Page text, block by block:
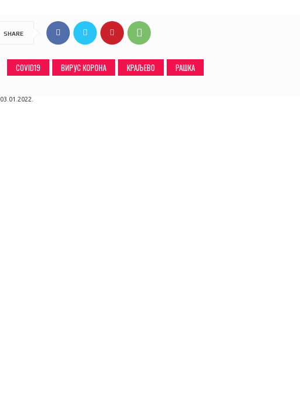
SHARE
COVID19 ВИРУС КОРОНА КРАЉЕВО РАШКА
03.01.2022.